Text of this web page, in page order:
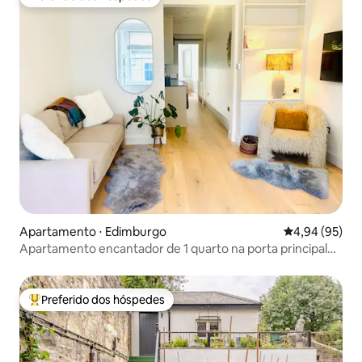
Preferido dos hóspedes
Apartamento ⋅ Edimburgo 4,94 de uma
4,94 (95)
Apartamento encantador de 1 quarto na porta principal
Entre os melhores preferidos dos hóspedes
Preferido dos hóspedes